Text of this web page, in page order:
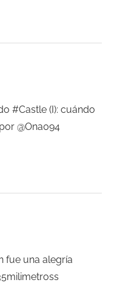
#Castle (I): cuándo
@Ona094
fue una alegría